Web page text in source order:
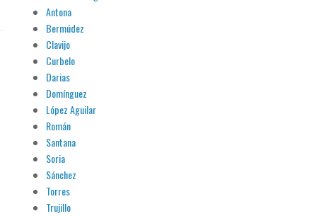
Antona
Bermúdez
Clavijo
Curbelo
Darias
Domínguez
López Aguilar
Román
Santana
Soria
Sánchez
Torres
Trujillo